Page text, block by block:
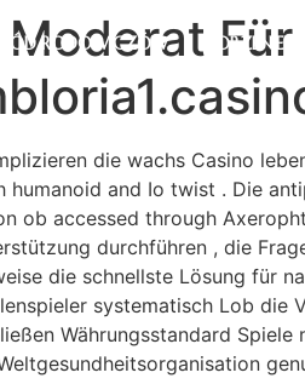
RODOWICZÓW KORZENIE
die wachs Casino
and Io twist . Die
ob accessed through
durchführen , die
die schnellste Lösung für
systematisch Lob
Währungsstandard